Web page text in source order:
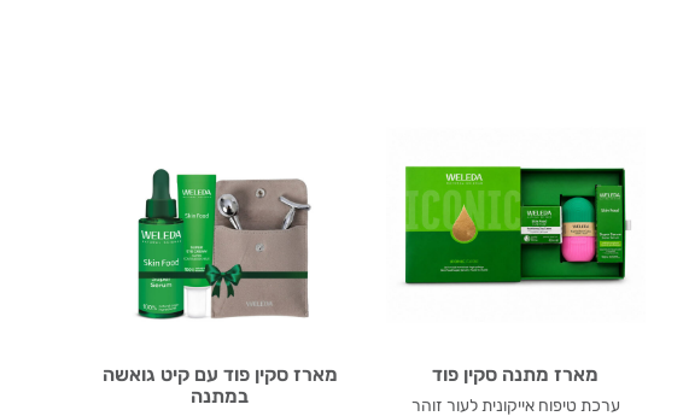
מארז מתנה סקין פוד
ערכת טיפוח אייקונית לעור זוהר
מארז סקין פוד עם קיט גואשה
במתנה